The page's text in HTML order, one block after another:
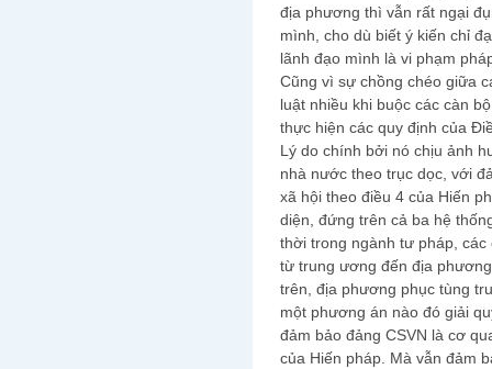
địa phương thì vẫn rất ngại
mình, cho dù biết ý kiến chỉ
lãnh đạo mình là vi phạm
Cũng vì sự chồng chéo giữa
luật nhiều khi buộc các càn
thực hiện các quy định của
Lý do chính bởi nó chịu ảnh
nhà nước theo trục dọc, với
xã hội theo điều 4 của Hiến
diện, đứng trên cả ba hệ
thời trong ngành tư pháp,
từ trung ương đến địa
trên, địa phương phục tùng
một phương án nào đó giải
đảm bảo đảng CSVN là cơ
của Hiến pháp. Mà vẫn đảm